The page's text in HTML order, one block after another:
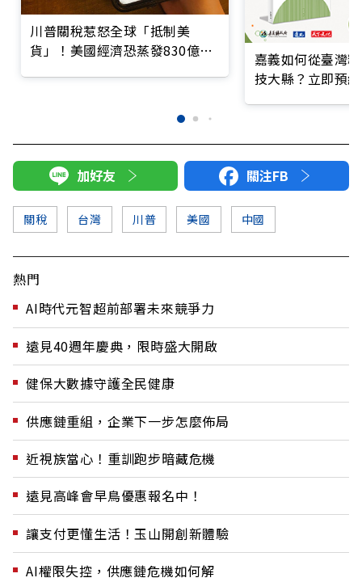
川普關稅惹怒全球「抵制美
貨」！美國經濟恐蒸發830億美
嘉義如何從臺灣
技大縣？立即預
加好友 關注FB
關稅 台灣 川普 美國 中國
熱門
AI時代元智超前部署未來競爭力
遠見40週年慶典，限時盛大開啟
健保大數據守護全民健康
供應鏈重組，企業下一步怎麼佈局
近視族當心！重訓跑步暗藏危機
遠見高峰會早鳥優惠報名中！
讓支付更懂生活！玉山開創新體驗
AI權限失控，供應鏈危機如何解